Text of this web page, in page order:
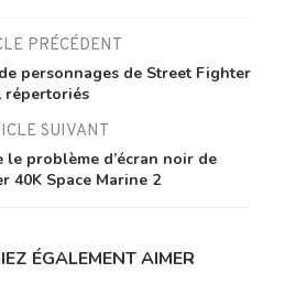
PRÉCÉDENT
personnages de Street Fighter
répertoriés
SUIVANT
le problème d’écran noir de
40K Space Marine 2
ÉGALEMENT AIMER